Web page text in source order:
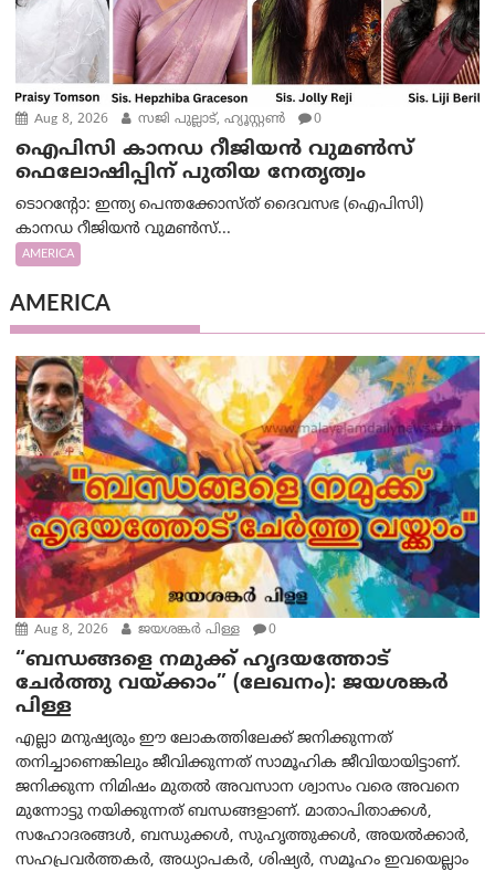
Aug 8, 2026 സജി പുല്ലാട്, ഹ്യൂസ്റ്റൺ 0
ഐപിസി കാനഡ റീജിയൻ വുമൺസ്
ഫെലോഷിപ്പിന് പുതിയ നേതൃത്വം
ടൊറന്റോ: ഇന്ത്യ പെന്തക്കോസ്ത് ദൈവസഭ (ഐപിസി)
കാനഡ റീജിയൻ വുമൺസ്...
AMERICA
AMERICA
Aug 8, 2026 ജയശങ്കര്‍ പിള്ള 0
“ബന്ധങ്ങളെ നമുക്ക് ഹൃദയത്തോട്
ചേർത്തു വയ്ക്കാം” (ലേഖനം): ജയശങ്കര്‍
പിള്ള
എല്ലാ മനുഷ്യരും ഈ ലോകത്തിലേക്ക് ജനിക്കുന്നത്
തനിച്ചാണെങ്കിലും ജീവിക്കുന്നത് സാമൂഹിക ജീവിയായിട്ടാണ്.
ജനിക്കുന്ന നിമിഷം മുതൽ അവസാന ശ്വാസം വരെ അവനെ
മുന്നോട്ടു നയിക്കുന്നത് ബന്ധങ്ങളാണ്. മാതാപിതാക്കൾ,
സഹോദരങ്ങൾ, ബന്ധുക്കൾ, സുഹൃത്തുക്കൾ, അയൽക്കാർ,
സഹപ്രവർത്തകർ, അധ്യാപകർ, ശിഷ്യർ, സമൂഹം ഇവയെല്ലാം